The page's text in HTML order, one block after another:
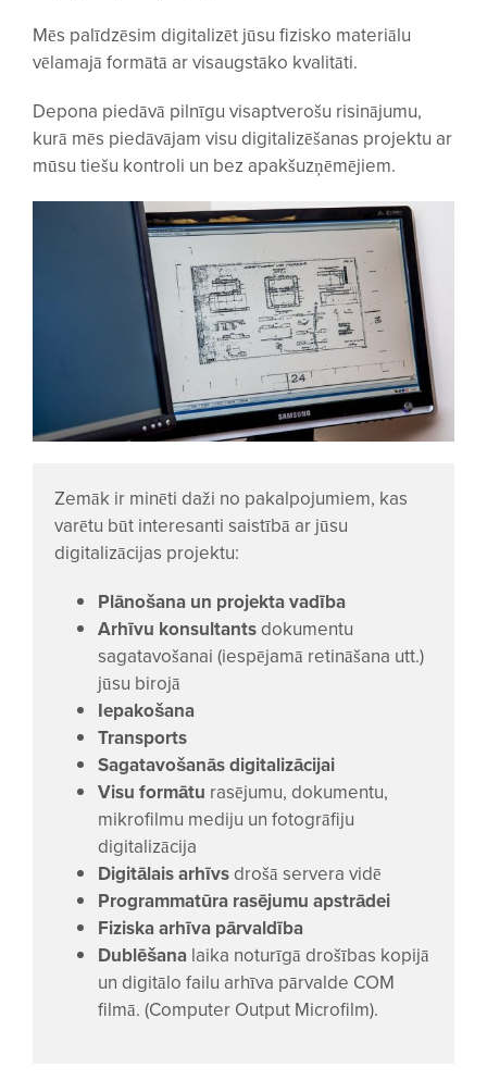
Mēs palīdzēsim digitalizēt jūsu fizisko materiālu
vēlamajā formātā ar visaugstāko kvalitāti.
Depona piedāvā pilnīgu visaptverošu risinājumu,
kurā mēs piedāvājam visu digitalizēšanas projektu ar
mūsu tiešu kontroli un bez apakšuzņēmējiem.
Zemāk ir minēti daži no pakalpojumiem, kas
varētu būt interesanti saistībā ar jūsu
digitalizācijas projektu:
Plānošana un projekta vadība
Arhīvu konsultantsdokumentu
sagatavošanai (iespējamā retināšana utt.)
jūsu birojā
Iepakošana
Transports
Sagatavošanās digitalizācijai
Visu formātu rasējumu, dokumentu,
mikrofilmu mediju un fotogrāfiju
digitalizācija
Digitālais arhīvsdrošā servera vidē
Programmatūra rasējumu apstrādei
Fiziska arhīva pārvaldība
Dublēšana laika noturīgā drošības kopijā
un digitālo failu arhīva pārvalde COM
filmā. (Computer Output Microfilm).